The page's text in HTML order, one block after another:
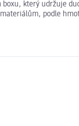
který udržuje
podle